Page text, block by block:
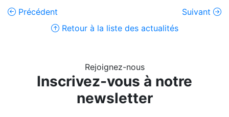
Précédent
Suivant
Retour à la liste des actualités
Rejoignez-nous
Inscrivez-vous à notre
newsletter